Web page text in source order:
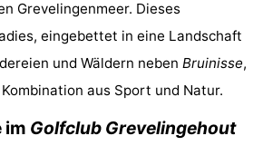
Grevelingenmeer. Dieses
eingebettet in eine Landschaft
und Wäldern neben Bruinisse,
aus Sport und Natur.
im Golfclub Grevelingehout